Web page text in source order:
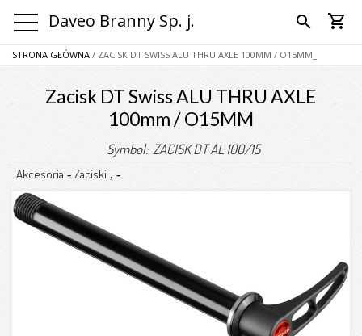
Daveo Branny Sp. j. search shopping_cart
STRONA GŁÓWNA / ZACISK DT SWISS ALU THRU AXLE 100MM / O15MM_
Zacisk DT Swiss ALU THRU AXLE
100mm / O15MM
Symbol: ZACISK DT AL 100/15
Akcesoria - Zaciski , -